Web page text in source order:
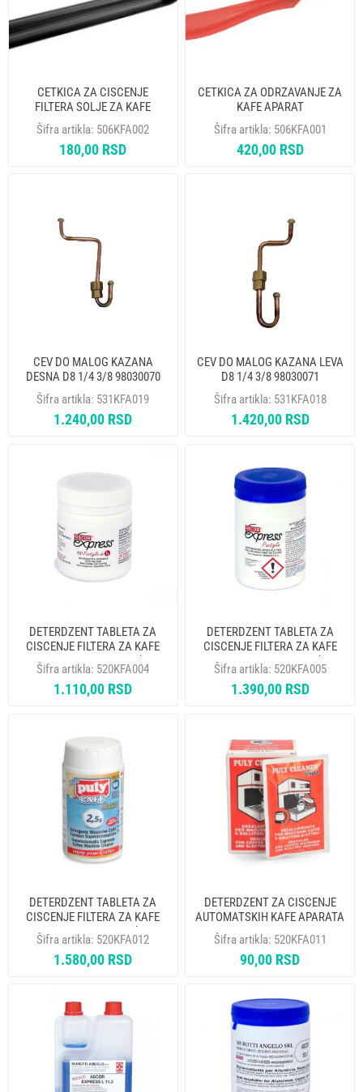
CETKICA ZA CISCENJE
FILTERA SOLJE ZA KAFE
APARAT
Šifra artikla: 506KFA002
180,00 RSD
CETKICA ZA ODRZAVANJE ZA
KAFE APARAT
Šifra artikla: 506KFA001
420,00 RSD
CEV DO MALOG KAZANA
DESNA D8 1/4 3/8 98030070
Šifra artikla: 531KFA019
1.240,00 RSD
CEV DO MALOG KAZANA LEVA
D8 1/4 3/8 98030071
Šifra artikla: 531KFA018
1.420,00 RSD
DETERDZENT TABLETA ZA
CISCENJE FILTERA ZA KAFE
APARAT ASCOR 1gr 100kom
Šifra artikla: 520KFA004
1.110,00 RSD
DETERDZENT TABLETA ZA
CISCENJE FILTERA ZA KAFE
APARAT ASCOR 2.5gr 60kom
Šifra artikla: 520KFA005
1.390,00 RSD
DETERDZENT TABLETA ZA
CISCENJE FILTERA ZA KAFE
APARAT PULY 2.5gr 60kom
Šifra artikla: 520KFA012
1.580,00 RSD
DETERDZENT ZA CISCENJE
AUTOMATSKIH KAFE APARATA
U KESICI PULY CLEANER 25gr
Šifra artikla: 520KFA011
90,00 RSD